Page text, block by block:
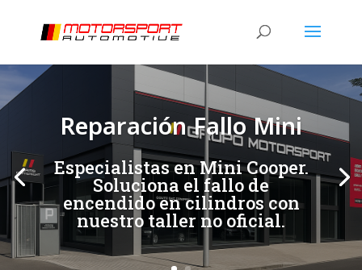
Reparación Fallo Mini
Especialistas en Mini Cooper.
Soluciona el fallo de
encendido en cilindros con
nuestro taller no oficial.
[/et_pb_slide]